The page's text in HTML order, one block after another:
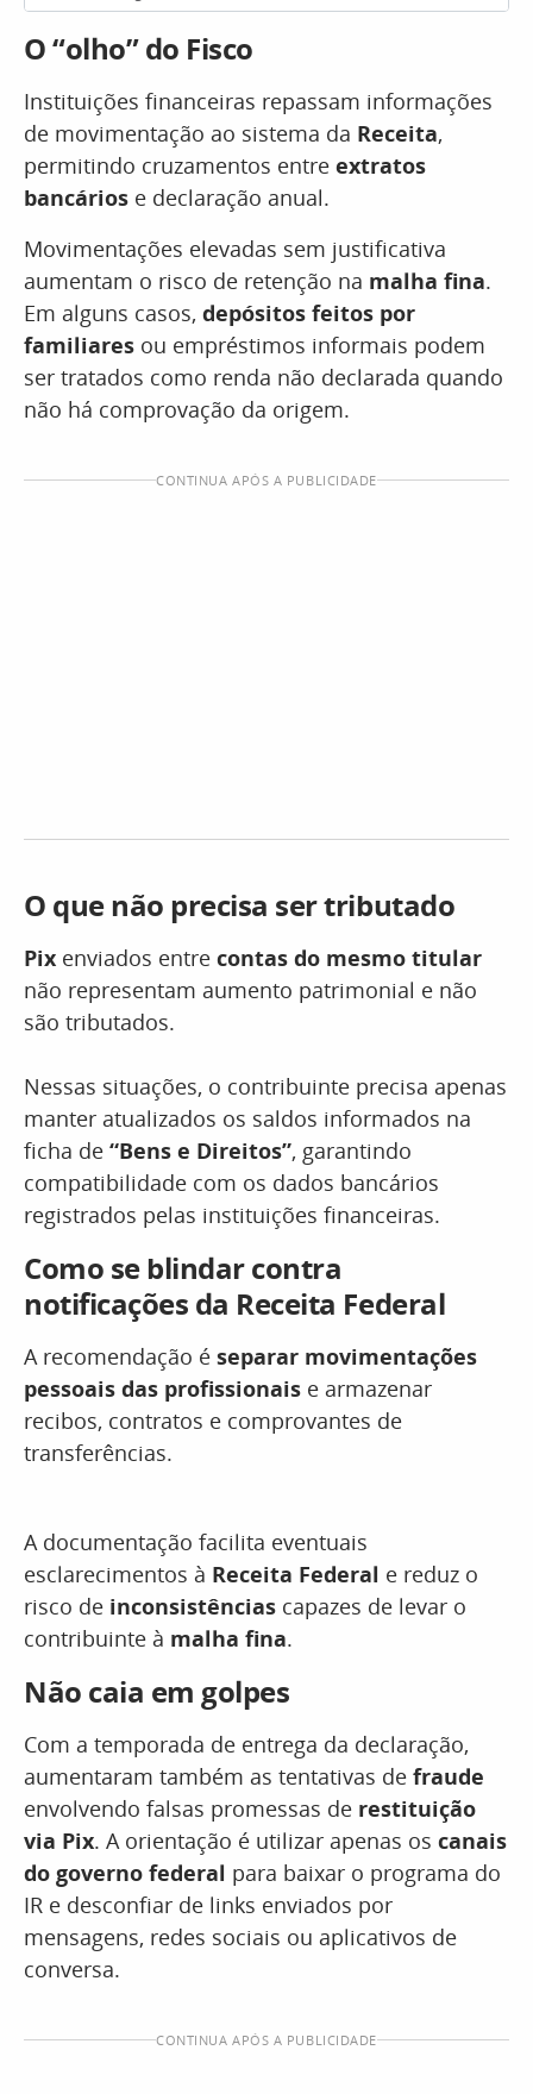
O “olho” do Fisco
Instituições financeiras repassam informações
de movimentação ao sistema da Receita,
permitindo cruzamentos entre extratos
bancários e declaração anual.
Movimentações elevadas sem justificativa
aumentam o risco de retenção na malha fina.
Em alguns casos, depósitos feitos por
familiares ou empréstimos informais podem
ser tratados como renda não declarada quando
não há comprovação da origem.
CONTINUA APÓS A PUBLICIDADE
O que não precisa ser tributado
Pix enviados entre contas do mesmo titular
não representam aumento patrimonial e não
são tributados.
Nessas situações, o contribuinte precisa apenas
manter atualizados os saldos informados na
ficha de “Bens e Direitos”, garantindo
compatibilidade com os dados bancários
registrados pelas instituições financeiras.
Como se blindar contra
notificações da Receita Federal
A recomendação é separar movimentações
pessoais das profissionais e armazenar
recibos, contratos e comprovantes de
transferências.
A documentação facilita eventuais
esclarecimentos à Receita Federal e reduz o
risco de inconsistências capazes de levar o
contribuinte à malha fina.
Não caia em golpes
Com a temporada de entrega da declaração,
aumentaram também as tentativas de fraude
envolvendo falsas promessas de restituição
via Pix. A orientação é utilizar apenas os canais
do governo federal para baixar o programa do
IR e desconfiar de links enviados por
mensagens, redes sociais ou aplicativos de
conversa.
CONTINUA APÓS A PUBLICIDADE